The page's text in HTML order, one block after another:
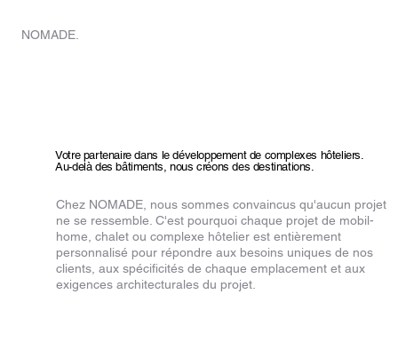
NOMADE.
Votre partenaire dans le développement de complexes hôteliers.
Au-delà des bâtiments, nous créons des destinations.
Chez NOMADE, nous sommes convaincus qu'aucun projet
ne se ressemble. C'est pourquoi chaque projet de mobil-
home, chalet ou complexe hôtelier est entièrement
personnalisé pour répondre aux besoins uniques de nos
clients, aux spécificités de chaque emplacement et aux
exigences architecturales du projet.